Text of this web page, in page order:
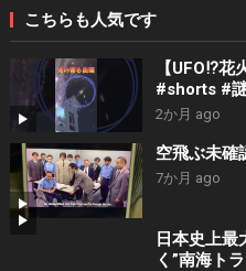
こちらも人気です
【UFO⁉️花
#shorts #
#misterios
2か月 ago
空飛ぶ未確
7か月 ago
日本史上
く”南海ト